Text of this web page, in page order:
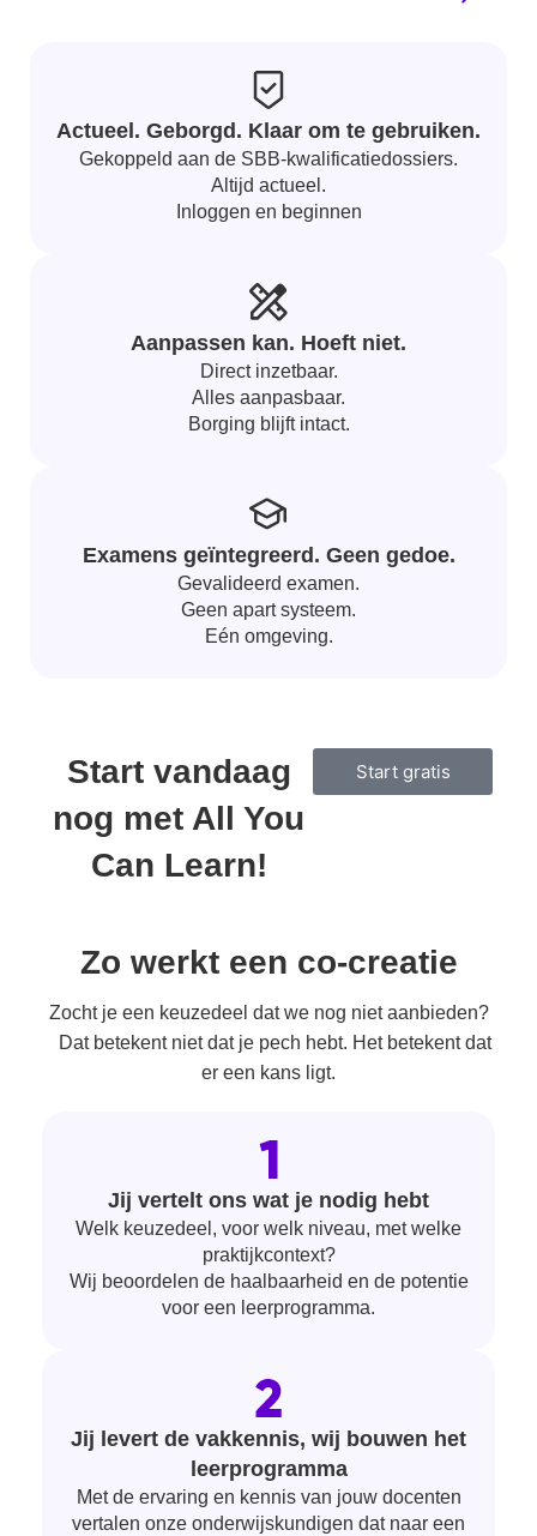
Actueel. Geborgd. Klaar om te gebruiken.
Gekoppeld aan de SBB-kwalificatiedossiers.
Altijd actueel.
Inloggen en beginnen
Aanpassen kan. Hoeft niet.
Direct inzetbaar.
Alles aanpasbaar.
Borging blijft intact.
Examens geïntegreerd. Geen gedoe.
Gevalideerd examen.
Geen apart systeem.
Eén omgeving.
Start vandaag
nog met All You
Can Learn!
Start gratis
Zo werkt een co-creatie
Zocht je een keuzedeel dat we nog niet aanbieden?
Dat betekent niet dat je pech hebt. Het betekent dat
er een kans ligt.
Jij vertelt ons wat je nodig hebt
Welk keuzedeel, voor welk niveau, met welke
praktijkcontext?
Wij beoordelen de haalbaarheid en de potentie
voor een leerprogramma.
Jij levert de vakkennis, wij bouwen het
leerprogramma
Met de ervaring en kennis van jouw docenten
vertalen onze onderwijskundigen dat naar een